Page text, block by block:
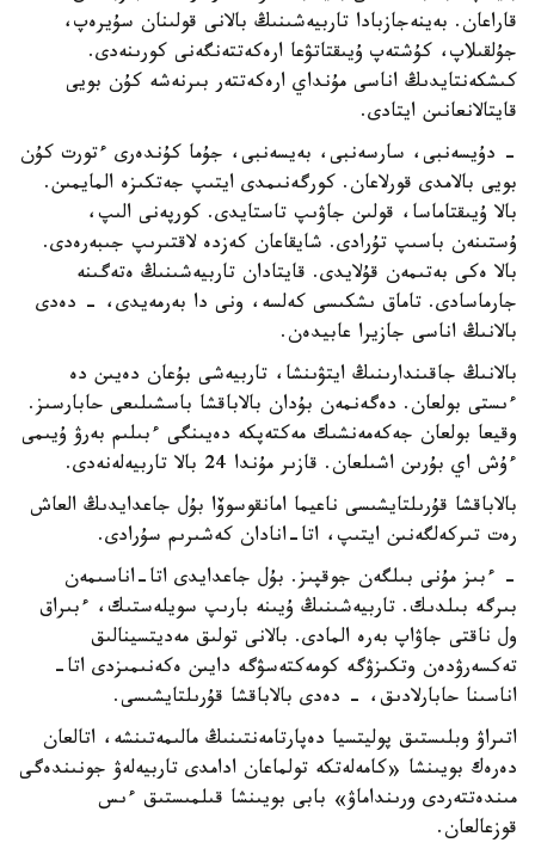
قاراعان. بەينەجازبادا تاربيەشىنىڭ بالانى قولىنان سۇيرەپ،
جۇلقىلاپ، كۇشتەپ ۇيىقتاتۋعا ارەكەتتەنگەنى كورىنەدى.
كىشكەنتايدىڭ اناسى مۇنداي ارەكەتتەر بىرنەشە كۇن بويى
قايتالانعانىن ايتادى.
- دۇيسەنبى، سارسەنبى، بەيسەنبى، جۇما كۇندەرى ءتورت كۇن
بويى بالامدى قورلاعان. كورگەنىمدى ايتىپ جەتكىزە المايمىن.
بالا ۇيىقتاماسا، قولىن جاۋىپ تاستايدى. كورپەنى الىپ،
ۇستىنەن باسىپ تۇرادى. شايقاعان كەزدە لاقتىرىپ جىبەرەدى.
بالا ەكى بەتىمەن قۇلايدى. قايتادان تاربيەشىنىڭ ەتەگىنە
جارماسادى. تاماق ىشكىسى كەلسە، ونى دا بەرمەيدى، - دەدى
بالانىڭ اناسى جازيرا عابيدەن.
بالانىڭ جاقىندارىنىڭ ايتۋىنشا، تاربيەشى بۇعان دەيىن دە
ءىستى بولعان. دەگەنمەن بۇدان بالاباقشا باسشىلىعى حابارسىز.
وقيعا بولعان جەكەمەنشىك مەكتەپكە دەيىنگى ءبىلىم بەرۋ ۇيىمى
ءۇش اي بۇرىن اشىلعان. قازىر مۇندا 24 بالا تاربيەلەنەدى.
بالاباقشا قۇرىلتايشىسى ناعيما امانقوسوۆا بۇل جاعدايدىڭ العاش
رەت تىركەلگەنىن ايتىپ، اتا-انادان كەشىرىم سۇرادى.
- ءبىز مۇنى بىلگەن جوقپىز. بۇل جاعدايدى اتا-اناسىمەن
بىرگە بىلدىك. تاربيەشىنىڭ ۇيىنە بارىپ سويلەستىك، ءبىراق
ول ناقتى جاۋاپ بەرە المادى. بالانى تولىق مەديتسينالىق
تەكسەرۋدەن وتكىزۋگە كومەكتەسۋگە دايىن ەكەنىمىزدى اتا-
اناسىنا حابارلادىق، - دەدى بالاباقشا قۇرىلتايشىسى.
اتىراۋ وبلىستىق پوليتسيا دەپارتامەنتىنىڭ مالىمەتىنشە، اتالعان
دەرەك بويىنشا «كامەلەتكە تولماعان ادامدى تاربيەلەۋ جونىندەگى
مىندەتتەردى ورىنداماۋ» بابى بويىنشا قىلمىستىق ءىس
قوزعالعان.